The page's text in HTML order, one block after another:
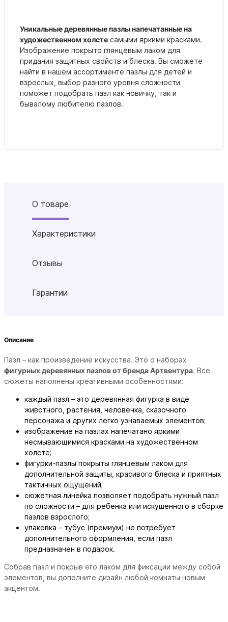
Уникальные деревянные пазлы напечатанные на
художественном холсте самыми яркими красками.
Изображение покрыто глянцевым лаком для
придания защитных свойств и блеска. Вы сможете
найти в нашем ассортименте пазлы для детей и
взрослых, выбор разного уровня сложности
поможет подобрать пазл как новичку, так и
бывалому любителю пазлов.
О товаре
Характеристики
Отзывы
Гарантии
Описание
Пазл – как произведение искусства. Это о наборах
фигурных деревянных пазлов от бренда Артвентура. Все
сюжеты наполнены креативными особенностями:
каждый пазл – это деревянная фигурка в виде
животного, растения, человечка, сказочного
персонажа и других легко узнаваемых элементов;
изображение на пазлах напечатано яркими
несмывающимися красками на художественном
холсте;
фигурки-пазлы покрыты глянцевым лаком для
дополнительной защиты, красивого блеска и приятных
тактичных ощущений;
сюжетная линейка позволяет подобрать нужный пазл
по сложности – для ребенка или искушенного в сборке
пазлов взрослого;
упаковка – тубус (премиум) не потребует
дополнительного оформления, если пазл
предназначен в подарок.
Собрав пазл и покрыв его лаком для фиксации между собой
элементов, вы дополните дизайн любой комнаты новым
акцентом.